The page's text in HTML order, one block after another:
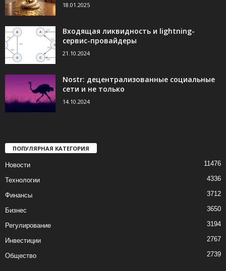
18.01.2025
Входящая ликвидность и lightning-
сервис-провайдеры
21.10.2024
Nostr: децентрализованные социальные
сети и не только
14.10.2024
ПОПУЛЯРНАЯ КАТЕГОРИЯ
Новости 11476
Технологии 4336
Финансы 3712
Бизнес 3650
Регулирование 3194
Инвестиции 2767
Общество 2739